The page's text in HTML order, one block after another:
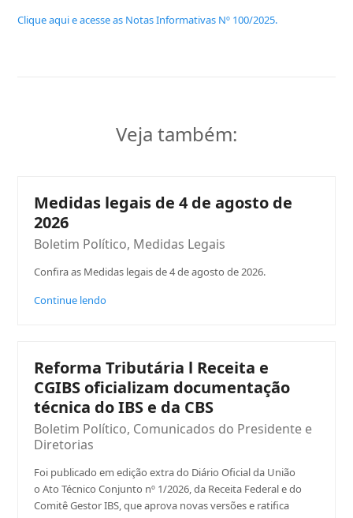
Clique aqui e acesse as Notas Informativas Nº 100/2025.
Veja também:
Medidas legais de 4 de agosto de
2026
Boletim Político, Medidas Legais
Confira as Medidas legais de 4 de agosto de 2026.
Continue lendo
Reforma Tributária l Receita e
CGIBS oficializam documentação
técnica do IBS e da CBS
Boletim Político, Comunicados do Presidente e
Diretorias
Foi publicado em edição extra do Diário Oficial da União
o Ato Técnico Conjunto nº 1/2026, da Receita Federal e do
Comitê Gestor IBS, que aprova novas versões e ratifica